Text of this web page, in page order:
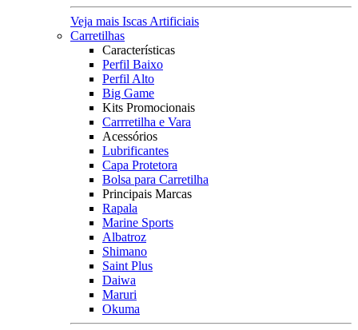
Veja mais Iscas Artificiais
Carretilhas
Características
Perfil Baixo
Perfil Alto
Big Game
Kits Promocionais
Carrretilha e Vara
Acessórios
Lubrificantes
Capa Protetora
Bolsa para Carretilha
Principais Marcas
Rapala
Marine Sports
Albatroz
Shimano
Saint Plus
Daiwa
Maruri
Okuma